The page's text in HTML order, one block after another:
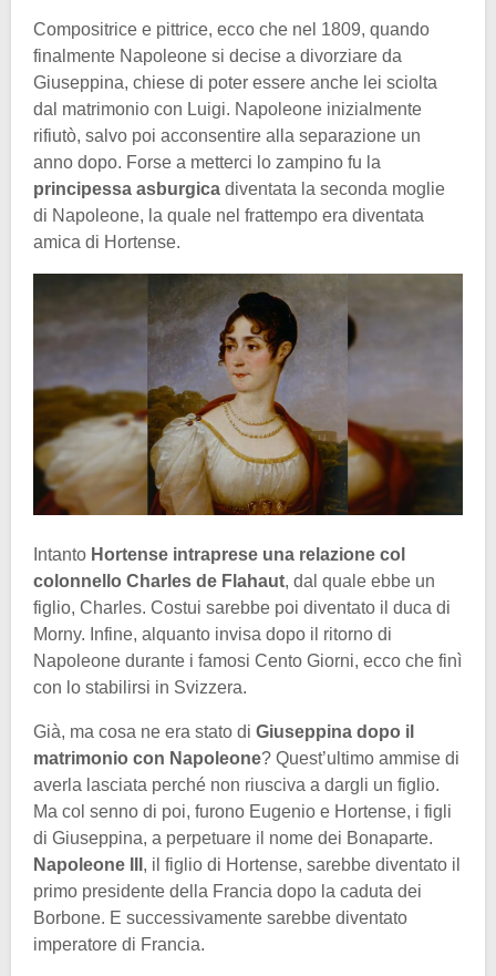
Compositrice e pittrice, ecco che nel 1809, quando
finalmente Napoleone si decise a divorziare da
Giuseppina, chiese di poter essere anche lei sciolta
dal matrimonio con Luigi. Napoleone inizialmente
rifiutò, salvo poi acconsentire alla separazione un
anno dopo. Forse a metterci lo zampino fu la
principessa asburgica diventata la seconda moglie
di Napoleone, la quale nel frattempo era diventata
amica di Hortense.
Intanto Hortense intraprese una relazione col
colonnello Charles de Flahaut, dal quale ebbe un
figlio, Charles. Costui sarebbe poi diventato il duca di
Morny. Infine, alquanto invisa dopo il ritorno di
Napoleone durante i famosi Cento Giorni, ecco che finì
con lo stabilirsi in Svizzera.
Già, ma cosa ne era stato di Giuseppina dopo il
matrimonio con Napoleone? Quest’ultimo ammise di
averla lasciata perché non riusciva a dargli un figlio.
Ma col senno di poi, furono Eugenio e Hortense, i figli
di Giuseppina, a perpetuare il nome dei Bonaparte.
Napoleone III , il figlio di Hortense, sarebbe diventato il
primo presidente della Francia dopo la caduta dei
Borbone. E successivamente sarebbe diventato
imperatore di Francia.